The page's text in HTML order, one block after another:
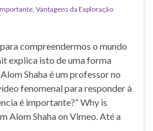
Vantagens da Exploração
compreendermos o mundo
explica isto de uma forma
Shaha é um professor no
fenomenal para responder à
é importante?“ Why is
Alom Shaha on Vimeo. Até a